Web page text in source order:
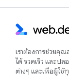
เราต้องการช่วยคุณ
ได้ รวดเร็ว และปล
ต่างๆ และเพื่อผู้ใ